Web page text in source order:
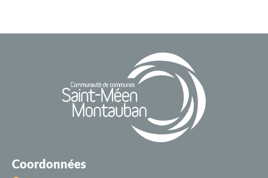
Coordonnées